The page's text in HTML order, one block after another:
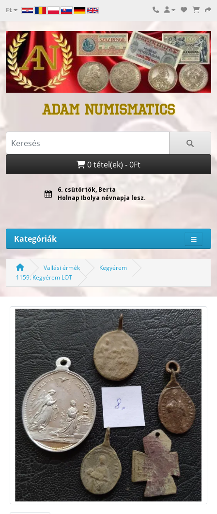
Ft
ADAM NUMISMATICS
0 tétel(ek) - 0Ft
Kategóriák
Vallási érmék
Kegyérem
1159. Kegyérem LOT